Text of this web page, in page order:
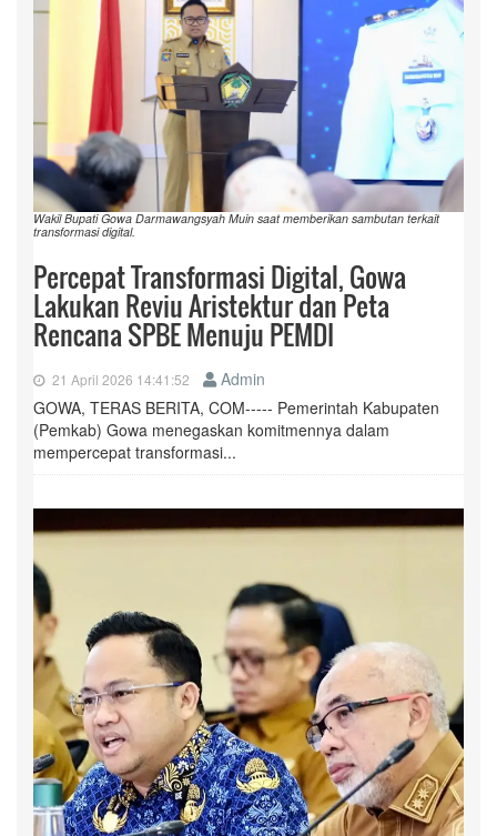
Wakil Bupati Gowa Darmawangsyah Muin saat memberikan sambutan terkait
transformasi digital.
Percepat Transformasi Digital, Gowa
Lakukan Reviu Aristektur dan Peta
Rencana SPBE Menuju PEMDI
21 April 2026 14:41:52
Admin
GOWA, TERAS BERITA, COM----- Pemerintah Kabupaten
(Pemkab) Gowa menegaskan komitmennya dalam
mempercepat transformasi...